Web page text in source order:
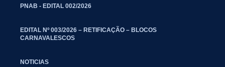
PNAB - EDITAL 002/2026
EDITAL Nº 003/2026 – RETIFICAÇÃO – BLOCOS
CARNAVALESCOS
NOTICIAS